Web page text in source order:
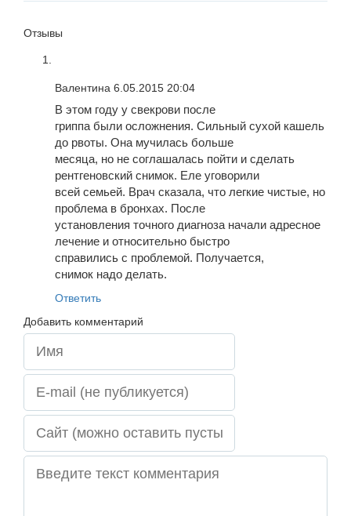
Отзывы
Валентина 6.05.2015 20:04
В этом году у свекрови после
гриппа были осложнения. Сильный сухой кашель
до рвоты. Она мучилась больше
месяца, но не соглашалась пойти и сделать
рентгеновский снимок. Еле уговорили
всей семьей. Врач сказала, что легкие чистые, но
проблема в бронхах. После
установления точного диагноза начали адресное
лечение и относительно быстро
справились с проблемой. Получается,
снимок надо делать.
Ответить
Добавить комментарий